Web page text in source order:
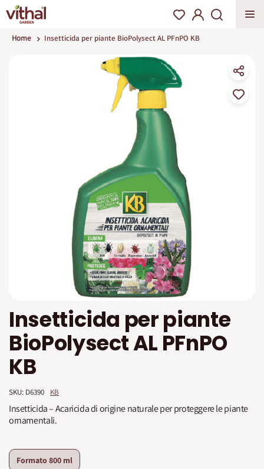
Home Insetticida per piante BioPolysect AL PFnPO KB
all'inizio
della
galleria
di
immagini
Insetticida per piante
BioPolysect AL PFnPO
KB
SKU: D6390 KB
Insetticida – Acaricida di origine naturale per proteggere le piante
ornamentali.
Formato800 ml